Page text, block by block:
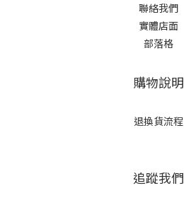
聯絡我們
實體店面
部落格
購物說明
退換貨流程
追蹤我們